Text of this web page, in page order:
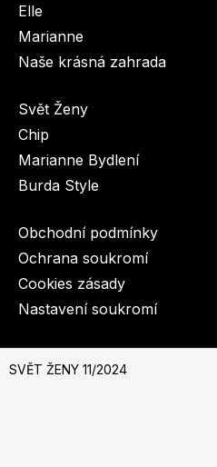
SVĚT ŽENY 11/2024
Elle
Marianne
Naše krásná zahrada
Svět Ženy
Chip
Marianne Bydlení
Burda Style
Obchodní podmínky
Ochrana soukromí
Cookies zásady
Nastavení soukromí
© 2003-2026 BurdaMedia Extra s.r.o.